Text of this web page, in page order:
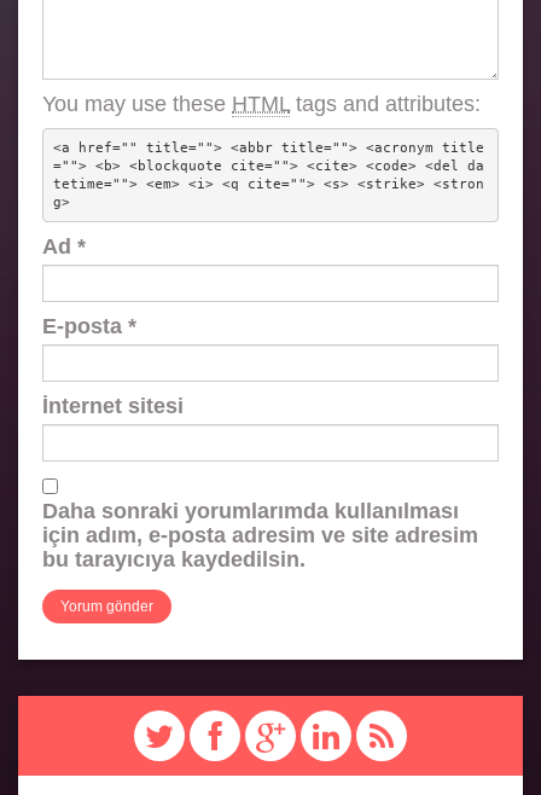
You may use these HTMLtags and attributes:
<a href="" title=""> <abbr title=""> <acronym title
=""> <b> <blockquote cite=""> <cite> <code> <del da
tetime=""> <em> <i> <q cite=""> <s> <strike> <stron
g>
Ad *
E-posta *
İnternet sitesi
Daha sonraki yorumlarımda kullanılması
için adım, e-posta adresim ve site adresim
bu tarayıcıya kaydedilsin.